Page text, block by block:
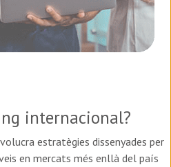
internacional?
estratègies dissenyades per
en mercats més enllà del país